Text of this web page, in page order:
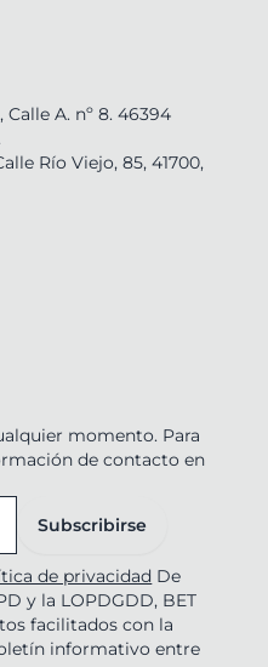
A. nº 8. 46394
Río Viejo, 85, 41700,
momento. Para
de contacto en
Subscribirse
de privacidad De
y la LOPDGDD, BET
facilitados con la
informativo entre